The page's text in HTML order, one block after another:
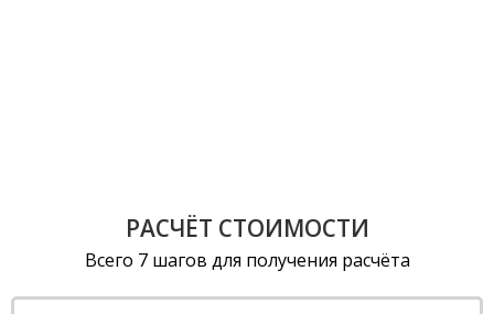
РАСЧЁТ СТОИМОСТИ
Всего 7 шагов для получения расчёта